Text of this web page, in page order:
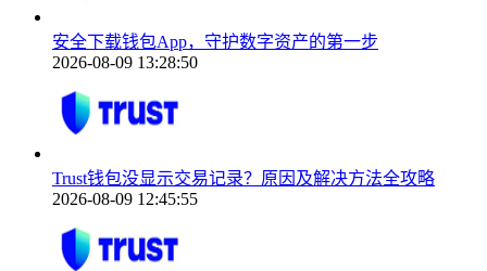
安全下载钱包App，守护数字资产的第一步
2026-08-09 13:28:50
Trust钱包没显示交易记录？原因及解决方法全攻略
2026-08-09 12:45:55